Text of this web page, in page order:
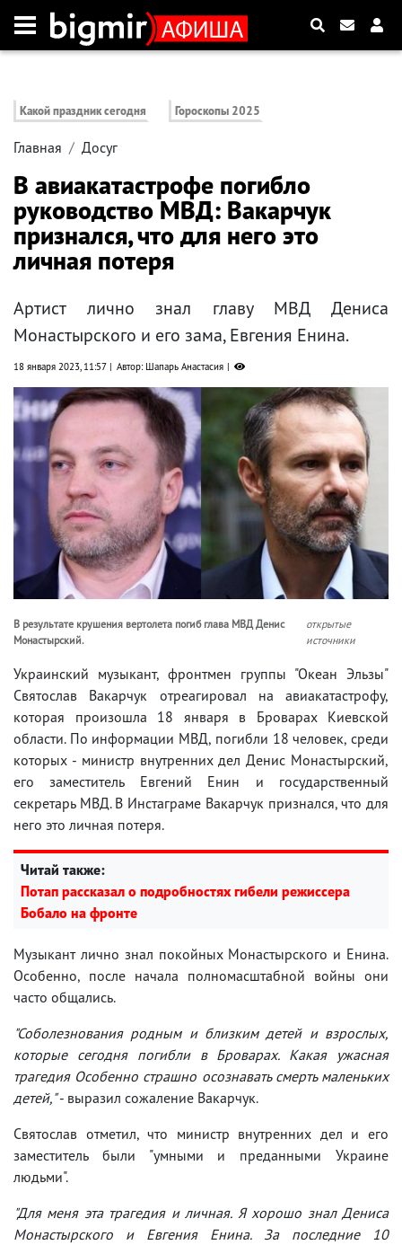
Какой праздник сегодня Гороскопы 2025
Главная Досуг
В авиакатастрофе погибло
руководство МВД: Вакарчук
признался, что для него это
личная потеря
Артист лично знал главу МВД Дениса
Монастырского и его зама, Евгения Енина.
18 января 2023, 11:57 Автор: Шапарь Анастасия
В результате крушения вертолета погиб глава МВД Денис
Монастырский.
открытые
источники
Украинский музыкант, фронтмен группы "Океан Эльзы"
Святослав Вакарчук отреагировал на авиакатастрофу,
которая произошла 18 января в Броварах Киевской
области. По информации МВД, погибли 18 человек, среди
которых - министр внутренних дел Денис Монастырский,
его заместитель Евгений Енин и государственный
секретарь МВД. В Инстаграме Вакарчук признался, что для
него это личная потеря.
Читай также:
Потап рассказал о подробностях гибели режиссера
Бобало на фронте
Музыкант лично знал покойных Монастырского и Енина.
Особенно, после начала полномасштабной войны они
часто общались.
"Соболезнования родным и близким детей и взрослых,
которые сегодня погибли в Броварах. Какая ужасная
трагедия Особенно страшно осознавать смерть маленьких
детей,"- выразил сожаление Вакарчук.
Святослав отметил, что министр внутренних дел и его
заместитель были "умными и преданными Украине
людьми".
"Для меня эта трагедия и личная. Я хорошо знал Дениса
Монастырского и Евгения Енина. За последние 10